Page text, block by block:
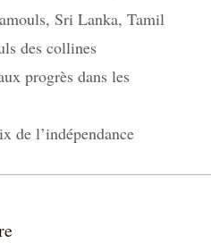
, Sri Lanka, Tamil
des collines
progrès dans les
de l’indépendance